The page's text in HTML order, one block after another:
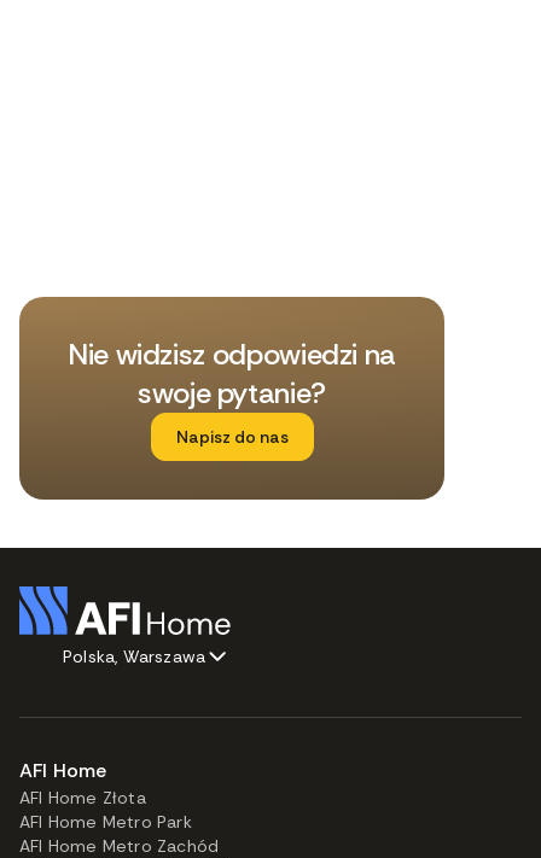
Nie widzisz odpowiedzi na
swoje pytanie?
Napisz do nas
Polska, Warszawa
AFI Home
AFI Home Złota
AFI Home Metro Park
AFI Home Metro Zachód